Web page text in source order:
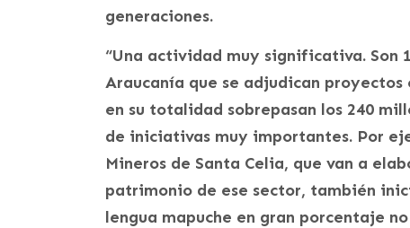
generaciones.
“Una actividad muy significativa. Son
Araucanía que se adjudican proyectos
en su totalidad sobrepasan los 240
de iniciativas muy importantes. Por
Mineros de Santa Celia, que van a
patrimonio de ese sector, también
lengua mapuche en gran porcentaje